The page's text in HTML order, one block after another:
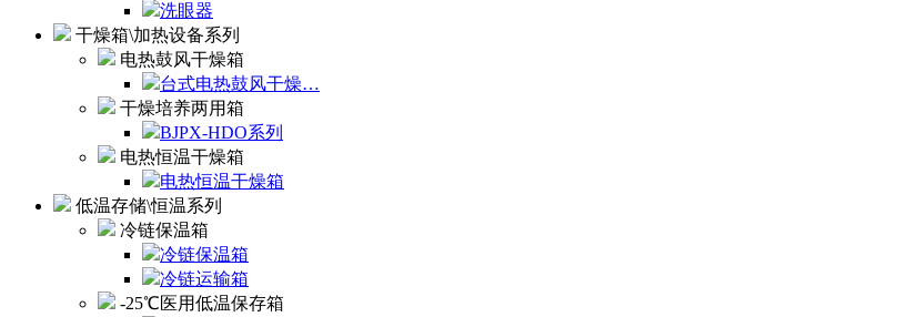
洗眼器
干燥箱\加热设备系列
电热鼓风干燥箱
台式电热鼓风干燥…
干燥培养两用箱
BJPX-HDO系列
电热恒温干燥箱
电热恒温干燥箱
低温存储\恒温系列
冷链保温箱
冷链保温箱
冷链运输箱
-25℃医用低温保存箱